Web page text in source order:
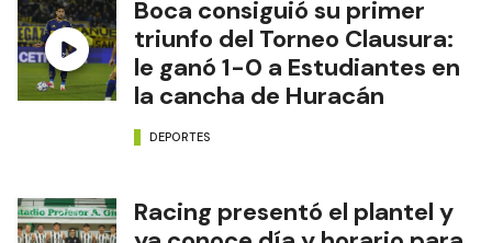
Boca consiguió su primer
triunfo del Torneo Clausura:
le ganó 1-0 a Estudiantes en
la cancha de Huracán
DEPORTES
Racing presentó el plantel y